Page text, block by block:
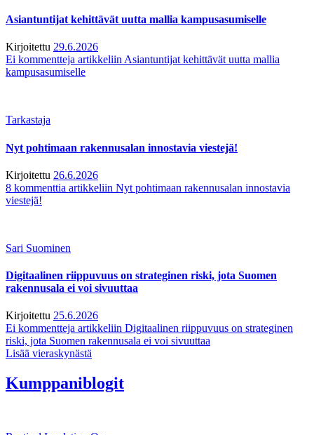
Asiantuntijat kehittävät uutta mallia kampusasumiselle
Kirjoitettu 29.6.2026
Ei kommentteja artikkeliin Asiantuntijat kehittävät uutta mallia
kampusasumiselle
Tarkastaja
Nyt pohtimaan rakennusalan innostavia viestejä!
Kirjoitettu 26.6.2026
8 kommenttia artikkeliin Nyt pohtimaan rakennusalan innostavia
viestejä!
Sari Suominen
Digitaalinen riippuvuus on strateginen riski, jota Suomen
rakennusala ei voi sivuuttaa
Kirjoitettu 25.6.2026
Ei kommentteja artikkeliin Digitaalinen riippuvuus on strateginen
riski, jota Suomen rakennusala ei voi sivuuttaa
Lisää vieraskynästä
Kumppaniblogit